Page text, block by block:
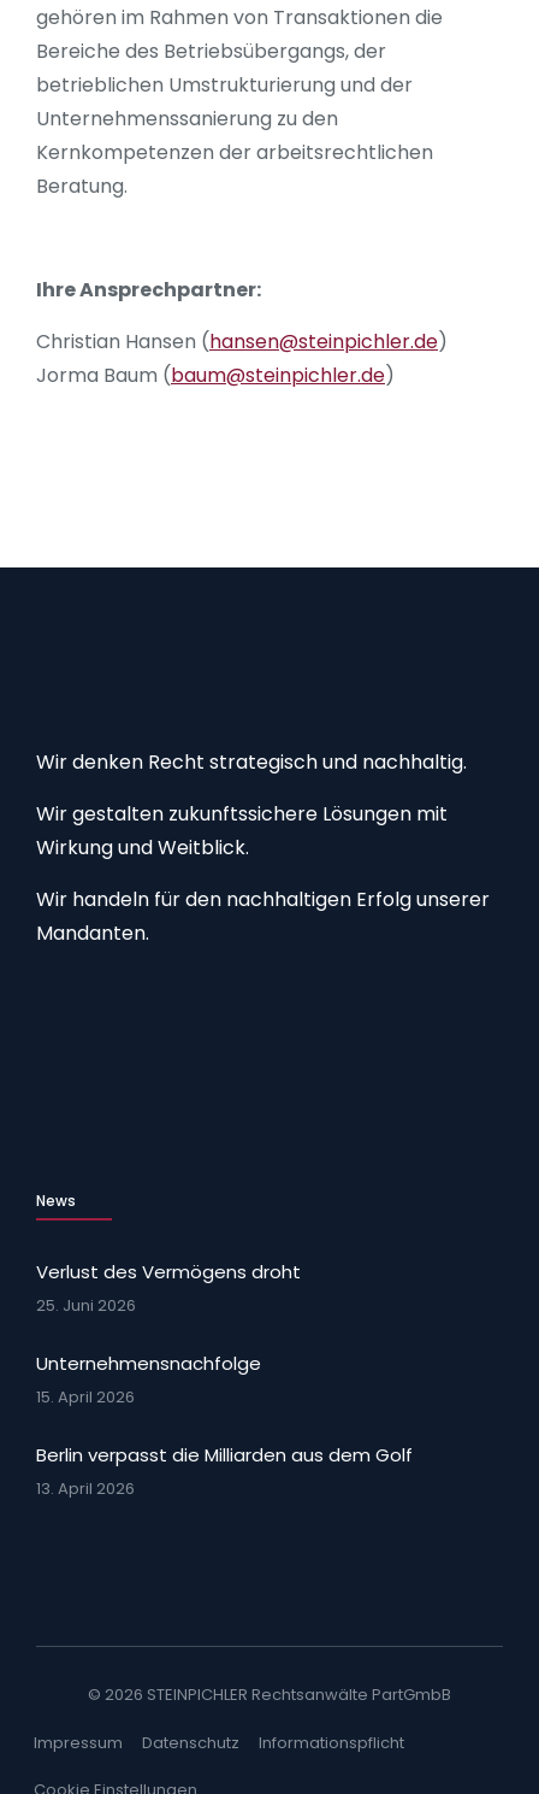
gehören im Rahmen von Transaktionen die
Bereiche des Betriebsübergangs, der
betrieblichen Umstrukturierung und der
Unternehmenssanierung zu den
Kernkompetenzen der arbeitsrechtlichen
Beratung.
Ihre Ansprechpartner:
Christian Hansen (hansen@steinpichler.de)
Jorma Baum (baum@steinpichler.de)
Wir denken Recht strategisch und nachhaltig.
Wir gestalten zukunftssichere Lösungen mit
Wirkung und Weitblick.
Wir handeln für den nachhaltigen Erfolg unserer
Mandanten.
News
Verlust des Vermögens droht
25. Juni 2026
Unternehmensnachfolge
15. April 2026
Berlin verpasst die Milliarden aus dem Golf
13. April 2026
© 2026 STEINPICHLER Rechtsanwälte PartGmbB
Impressum Datenschutz Informationspflicht